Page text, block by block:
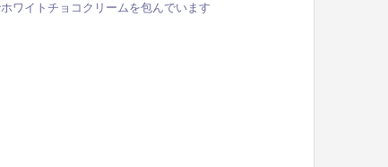
ワイトチョコクリームを包んでいます